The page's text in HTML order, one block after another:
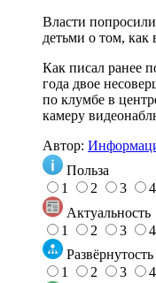
Власти
детьми о том, как
Как писал ранее
года двое
по клумбе в
камеру
Автор:
Польза
1
2 3 4
Актуальность
1
2 3 4
Развёрнутость
1
2 3 4